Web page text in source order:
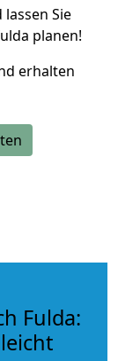
Sie
planen!
erhalten
Fulda: